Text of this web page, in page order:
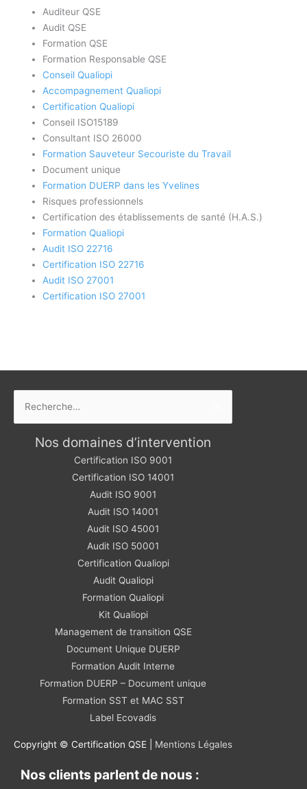
Auditeur QSE
Audit QSE
Formation QSE
Formation Responsable QSE
Conseil Qualiopi
Accompagnement Qualiopi
Certification Qualiopi
Conseil ISO15189
Consultant ISO 26000
Formation Sauveteur Secouriste du Travail
Document unique
Formation DUERP dans les Yvelines
Risques professionnels
Certification des établissements de santé (H.A.S.)
Formation Qualiopi
Audit ISO 22716
Certification ISO 22716
Audit ISO 27001
Certification ISO 27001
Nos domaines d’intervention
Certification ISO 9001
Certification ISO 14001
Audit ISO 9001
Audit ISO 14001
Audit ISO 45001
Audit ISO 50001
Certification Qualiopi
Audit Qualiopi
Formation Qualiopi
Kit Qualiopi
Management de transition QSE
Document Unique DUERP
Formation Audit Interne
Formation DUERP – Document unique
Formation SST et MAC SST
Label Ecovadis
Copyright © Certification QSE | Mentions Légales
Nos clients parlent de nous :